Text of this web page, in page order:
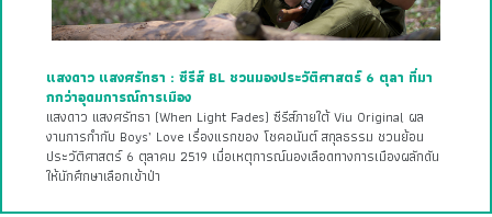
แสงดาว แสงศรัทธา : ซีรีส์ BL ชวนมองประวัติศาสตร์ 6 ตุลา ที่มา
กกว่าอุดมการณ์การเมือง
แสงดาว แสงศรัทธา (When Light Fades) ซีรีส์ภายใต้ Viu Original ผล
งานการกำกับ Boys’ Love เรื่องแรกของ โชคอนันต์ สกุลธรรม ชวนย้อน
ประวัติศาสตร์ 6 ตุลาคม 2519 เมื่อเหตุการณ์นองเลือดทางการเมืองผลักดัน
ให้นักศึกษาเลือกเข้าป่า